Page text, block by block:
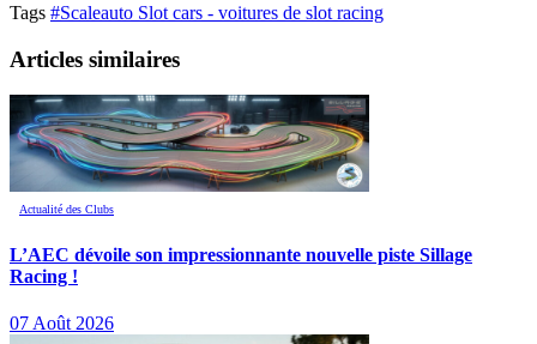
Tags #Scaleauto Slot cars - voitures de slot racing
Articles similaires
Actualité des Clubs
L’AEC dévoile son impressionnante nouvelle piste Sillage
Racing !
07 Août 2026